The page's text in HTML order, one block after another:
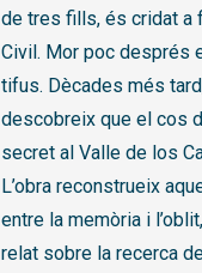
de tres fills, és cridat a
Civil. Mor poc després
tifus. Dècades més
descobreix que el cos
secret al Valle de los
L’obra reconstrueix
entre la memòria i
relat sobre la recerca